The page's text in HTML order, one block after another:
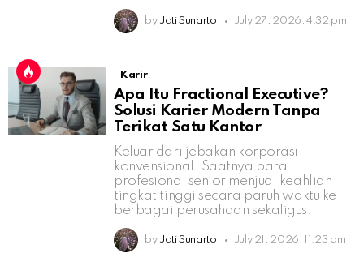
by Jati Sunarto July 27, 2026, 4:32 pm
Karir
Apa Itu Fractional Executive?
Solusi Karier Modern Tanpa
Terikat Satu Kantor
Keluar dari jebakan korporasi
konvensional. Saatnya para
profesional senior menjual keahlian
tingkat tinggi secara paruh waktu ke
berbagai perusahaan sekaligus.
by Jati Sunarto July 21, 2026, 11:23 am